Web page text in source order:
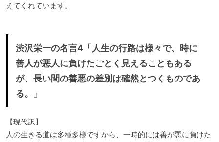
えてくれています。
渋沢栄一の名言4「人生の行路は様々で、時に
善人が悪人に負けたごとく見えることもある
が、長い間の善悪の差別は確然とつくものであ
る。」
【現代訳】
人の生きる道は多種多様ですから、一時的には善が悪に負けた